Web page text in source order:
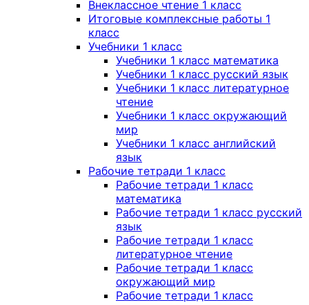
Внеклассное чтение 1 класс
Итоговые комплексные работы 1
класс
Учебники 1 класс
Учебники 1 класс математика
Учебники 1 класс русский язык
Учебники 1 класс литературное
чтение
Учебники 1 класс окружающий
мир
Учебники 1 класс английский
язык
Рабочие тетради 1 класс
Рабочие тетради 1 класс
математика
Рабочие тетради 1 класс русский
язык
Рабочие тетради 1 класс
литературное чтение
Рабочие тетради 1 класс
окружающий мир
Рабочие тетради 1 класс